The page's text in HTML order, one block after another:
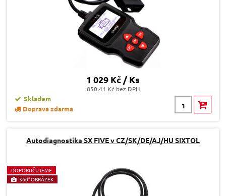
1 029 Kč / Ks
850.41 Kč bez DPH
Skladem
Doprava zdarma
Autodiagnostika SX FIVE v CZ/SK/DE/AJ/HU SIXTOL
DOPORUČUJEME
360° OBRÁZEK